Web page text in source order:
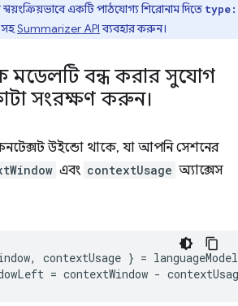
একটি পাঠযোগ্য শিরোনাম দিতে type:
Summarizer APIব্যবহার করুন।
মডেলটি বন্ধ করার সুযোগ
সংরক্ষণ করুন।
কনটেক্সট উইন্ডো থাকে, যা আপনি সেশনের
এবং contextUsage অ্যাক্সেস
, contextUsage } = languageModel
= contextWindow -